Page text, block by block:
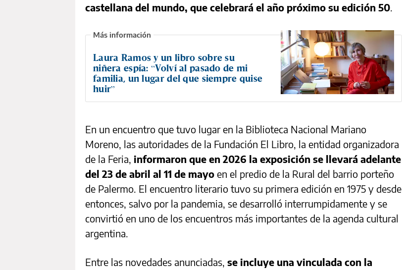
castellana del mundo, que celebrará el año próximo su edición 50.
Laura Ramos y un libro sobre su
niñera espía: “Volví al pasado de mi
familia, un lugar del que siempre quise
huir”
En un encuentro que tuvo lugar en la Biblioteca Nacional Mariano
Moreno, las autoridades de la Fundación El Libro, la entidad organizadora
de la Feria, informaron que en 2026 la exposición se llevará adelante
del 23 de abril al 11 de mayo en el predio de la Rural del barrio porteño
de Palermo. El encuentro literario tuvo su primera edición en 1975 y desde
entonces, salvo por la pandemia, se desarrolló interrumpidamente y se
convirtió en uno de los encuentros más importantes de la agenda cultural
argentina.
Entre las novedades anunciadas, se incluye una vinculada con la